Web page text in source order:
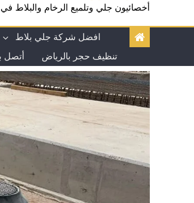
أخصائيون جلي وتلميع الرخام والبلاط
افضل شركة جلي بلاط
أتصل بنا – تنظيف حجر بالرياض